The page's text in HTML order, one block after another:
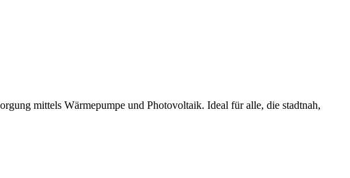
mittels Wärmepumpe und Photovoltaik. Ideal für alle, die stadtnah,